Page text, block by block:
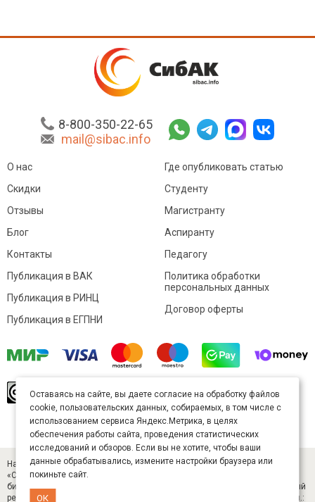
8-800-350-22-65
mail@sibac.info
О нас
Скидки
Отзывы
Блог
Контакты
Где опубликовать статью
Студенту
Магистранту
Аспиранту
Педагогу
Публикация в ВАК
Публикация в РИНЦ
Публикация в ЕГПНИ
Политика обработки
персональных данных
Договор оферты
произведение доступно полицензии Creative
Commons «Attribution» («Атрибуция») 4.0
Непортированная.
Карта сайта
Научный журнал «Студенческий» (ISSN 2541-9412). Издатель — ООО
«СибАК» (ИНН 5402054157). Размещается в Научной электронной
библиотеке eLIBRARY.RU (договор № 445-11/2019 от 05.11.2019). Главный
редактор — Старченко И. Б., д-р техн. наук. E-mail: student@sibac.info, тел.:
Оставаясь на сайте, вы даете согласие на обработку файлов
cookie, пользовательских данных, собираемых, в том числе с
использованием сервиса Яндекс.Метрика, в целях
обеспечения работы сайта, проведения статистических
исследований и обзоров. Если вы не хотите, чтобы ваши
данные обрабатывались, измените настройки браузера или
покиньте сайт.
ОК